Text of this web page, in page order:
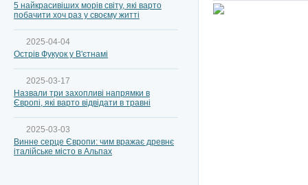
5 найкрасивіших морів світу, які варто
побачити хоч раз у своєму житті
2025-04-04
Острів Фукуок у В'єтнамі
2025-03-17
Назвали три захопливі напрямки в
Європі, які варто відвідати в травні
2025-03-03
Винне серце Європи: чим вражає древнє
італійське місто в Альпах